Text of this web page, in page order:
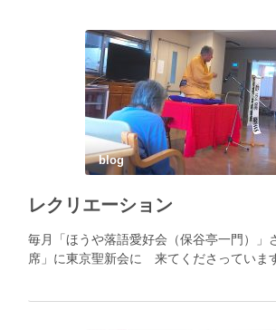
blog
レクリエーション
毎月「ほうや落語愛好会（保谷亭一門）」
席」に東京聖新会に 来てくださっていま